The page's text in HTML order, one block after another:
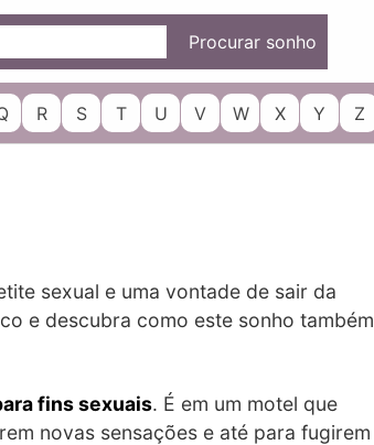
Procurar sonho
R S T U V W X Y Z
sexual e uma vontade de sair da
e descubra como este sonho também
fins sexuais. É em um motel que
novas sensações e até para fugirem